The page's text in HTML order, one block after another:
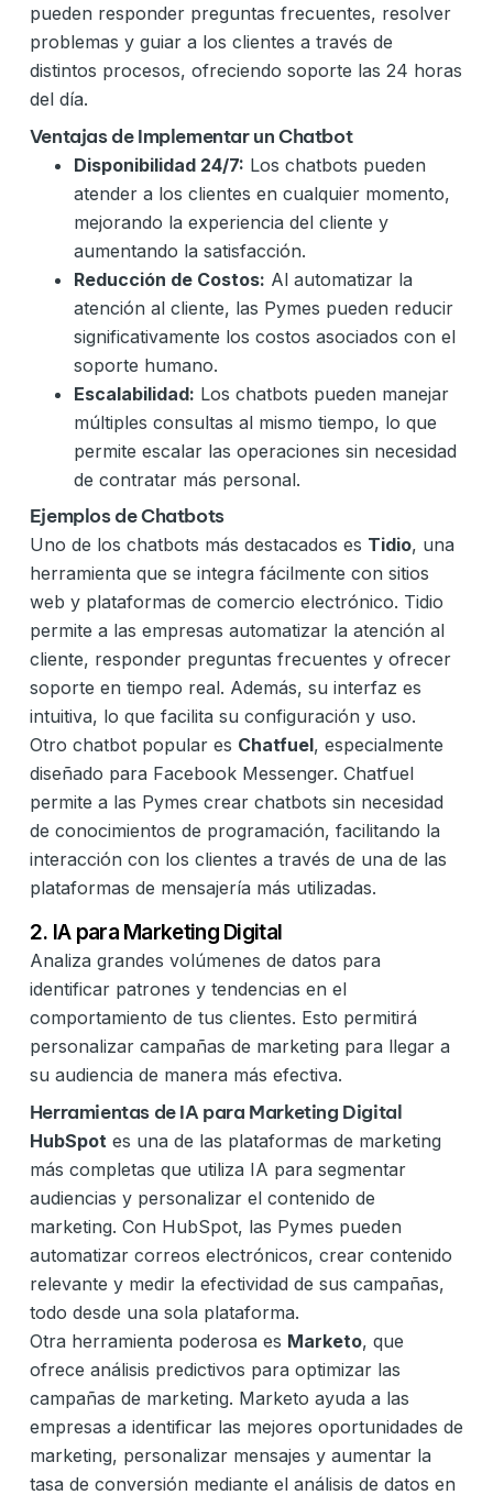
pueden responder preguntas frecuentes, resolver
problemas y guiar a los clientes a través de
distintos procesos, ofreciendo soporte las 24 horas
del día.
Ventajas de Implementar un Chatbot
Disponibilidad 24/7: Los chatbots pueden
atender a los clientes en cualquier momento,
mejorando la experiencia del cliente y
aumentando la satisfacción.
Reducción de Costos: Al automatizar la
atención al cliente, las Pymes pueden reducir
significativamente los costos asociados con el
soporte humano.
Escalabilidad: Los chatbots pueden manejar
múltiples consultas al mismo tiempo, lo que
permite escalar las operaciones sin necesidad
de contratar más personal.
Ejemplos de Chatbots
Uno de los chatbots más destacados es Tidio, una
herramienta que se integra fácilmente con sitios
web y plataformas de comercio electrónico. Tidio
permite a las empresas automatizar la atención al
cliente, responder preguntas frecuentes y ofrecer
soporte en tiempo real. Además, su interfaz es
intuitiva, lo que facilita su configuración y uso.
Otro chatbot popular es Chatfuel, especialmente
diseñado para Facebook Messenger. Chatfuel
permite a las Pymes crear chatbots sin necesidad
de conocimientos de programación, facilitando la
interacción con los clientes a través de una de las
plataformas de mensajería más utilizadas.
2. IA para Marketing Digital
Analiza grandes volúmenes de datos para
identificar patrones y tendencias en el
comportamiento de tus clientes. Esto permitirá
personalizar campañas de marketing para llegar a
su audiencia de manera más efectiva.
Herramientas de IA para Marketing Digital
HubSpotes una de las plataformas de marketing
más completas que utiliza IA para segmentar
audiencias y personalizar el contenido de
marketing. Con HubSpot, las Pymes pueden
automatizar correos electrónicos, crear contenido
relevante y medir la efectividad de sus campañas,
todo desde una sola plataforma.
Otra herramienta poderosa es Marketo, que
ofrece análisis predictivos para optimizar las
campañas de marketing. Marketo ayuda a las
empresas a identificar las mejores oportunidades de
marketing, personalizar mensajes y aumentar la
tasa de conversión mediante el análisis de datos en